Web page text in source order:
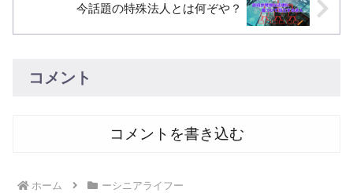
今話題の特殊法人とは何ぞや？
コメント
コメントを書き込む
ホーム ーシニアライフー